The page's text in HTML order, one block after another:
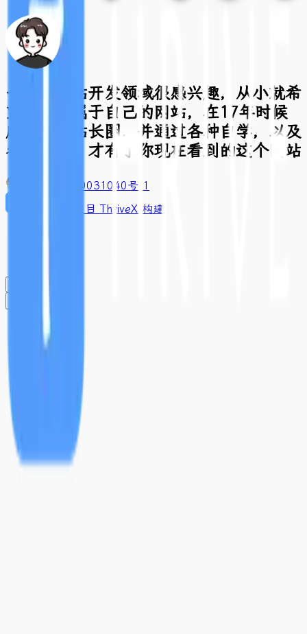
一直对网站开发领域很感兴趣，从小就希
望有一个属于自己的网站，在17年时候
成功进入站长圈，并通过各种自学，以及
各种折腾，才有了你现在看到的这个网站
豫ICP备2020031040号-1
基于开源项目 ThriveX 构建